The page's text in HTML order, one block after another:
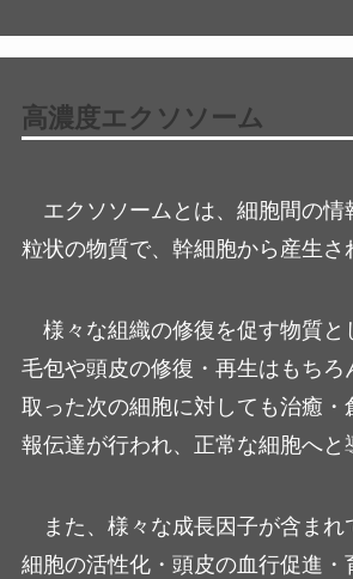
高濃度エクソソーム
エクソソームとは、細胞間の情
粒状の物質で、幹細胞から産生さ
様々な組織の修復を促す物質と
毛包や頭皮の修復・再生はもちろ
取った次の細胞に対しても治癒・
報伝達が行われ、正常な細胞へと
また、様々な成長因子が含ま
細胞の活性化・頭皮の血行促進・